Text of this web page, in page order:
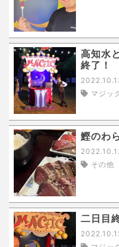
高知水
終了！
マジッ
鰹のわ
その他
二日目